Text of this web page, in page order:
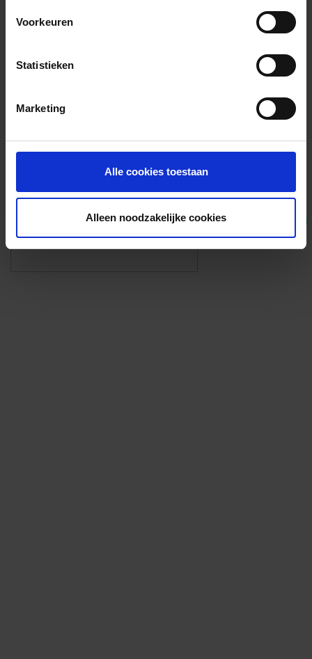
Voorkeuren
Statistieken
Marketing
Alle cookies toestaan
Alleen noodzakelijke cookies
Foto’s ({{photos.length}})
Eigen foto’s